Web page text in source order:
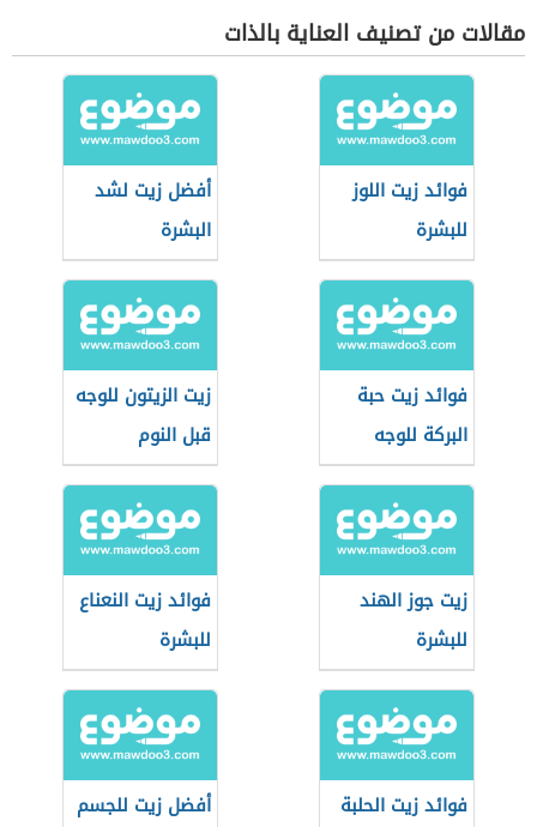
مقالات من تصنيف العناية بالذات
فوائد زيت اللوز
للبشرة
أفضل زيت لشد
البشرة
فوائد زيت حبة
البركة للوجه
زيت الزيتون للوجه
قبل النوم
زيت جوز الهند
للبشرة
فوائد زيت النعناع
للبشرة
فوائد زيت الحلبة
أفضل زيت للجسم